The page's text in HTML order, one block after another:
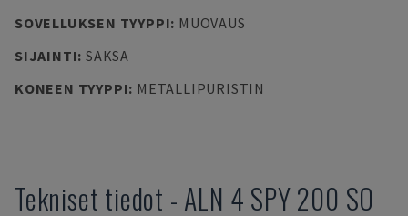
SOVELLUKSEN TYYPPI: MUOVAUS
SIJAINTI: SAKSA
KONEEN TYYPPI: METALLIPURISTIN
Tekniset tiedot - ALN 4 SPY 200 SO